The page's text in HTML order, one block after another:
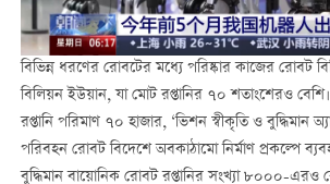
বিভিন্ন ধরণের রোবটের মধ্যে পরিষ্কার কাজের রোবট
বিলিয়ন ইউয়ান, যা মোট রপ্তানির ৭০ শতাংশেরও
রপ্তানি পরিমাণ ৭০ হাজার, ‘ভিশন স্বীকৃতি ও বুদ্ধিমান
পরিবহন রোবট বিদেশে অবকাঠামো নির্মাণ প্রকল্পে
বুদ্ধিমান বায়োনিক রোবট রপ্তানির সংখ্যা ৮০০০-এরও